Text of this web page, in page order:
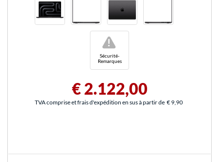
Sécurité-
Remarques
!
€ 2.122,00
TVA comprise et frais d'expédition en sus à partir de € 9,90